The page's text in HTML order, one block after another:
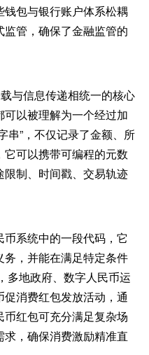
包与银行账户体系松耦
管，确保了金融监管的
与信息传递相统一的核心
以被理解为一个经过加
串”，不仅记录了金额、所
可以携带可编程的元数
制、时间戳、交易轨迹
系统中的一段代码，它
，并能在满足特定条件
多地政府、数字人民币运
消费红包发放活动，通
红包可充分满足复杂场
，确保消费激励精准直